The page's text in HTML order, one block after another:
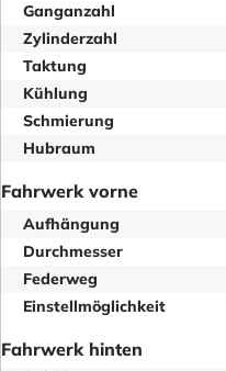
Ganganzahl
Zylinderzahl
Taktung
Kühlung
Schmierung
Hubraum
Fahrwerk vorne
Aufhängung
Durchmesser
Federweg
Einstellmöglichkeit
Fahrwerk hinten